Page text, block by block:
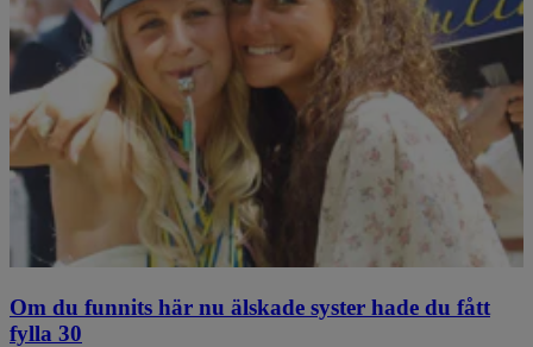
Om du funnits här nu älskade syster hade du fått
fylla 30